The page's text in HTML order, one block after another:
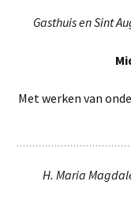
Gasthuis en Sint
Met werken van
H. Maria